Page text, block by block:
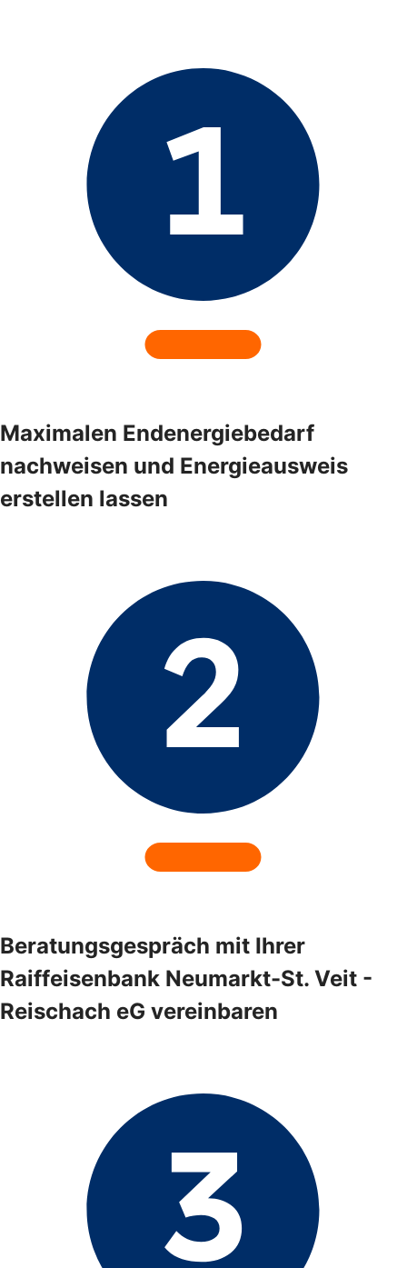
Maximalen Endenergiebedarf
nachweisen und Energieausweis
erstellen lassen
Beratungsgespräch mit Ihrer
Raiffeisenbank Neumarkt-St. Veit -
Reischach eG vereinbaren